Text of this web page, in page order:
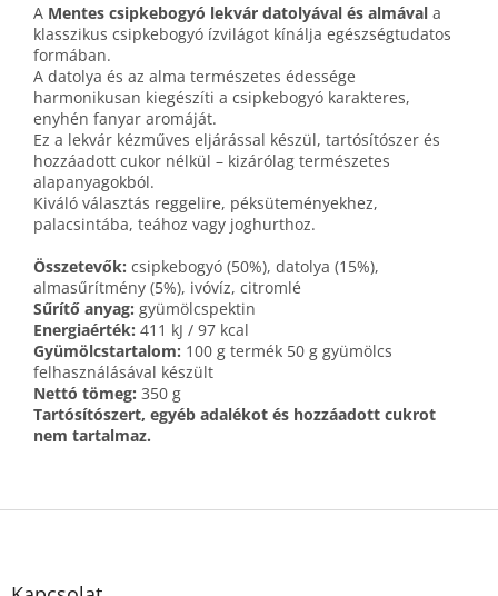
A Mentes csipkebogyó lekvár datolyával és almával a
klasszikus csipkebogyó ízvilágot kínálja egészségtudatos
formában.
A datolya és az alma természetes édessége
harmonikusan kiegészíti a csipkebogyó karakteres,
enyhén fanyar aromáját.
Ez a lekvár kézműves eljárással készül, tartósítószer és
hozzáadott cukor nélkül – kizárólag természetes
alapanyagokból.
Kiváló választás reggelire, péksüteményekhez,
palacsintába, teához vagy joghurthoz.
Összetevők: csipkebogyó (50%), datolya (15%),
almasűrítmény (5%), ivóvíz, citromlé
Sűrítő anyag: gyümölcspektin
Energiaérték: 411 kJ / 97 kcal
Gyümölcstartalom: 100 g termék 50 g gyümölcs
felhasználásával készült
Nettó tömeg: 350 g
Tartósítószert, egyéb adalékot és hozzáadott cukrot
nem tartalmaz.
L